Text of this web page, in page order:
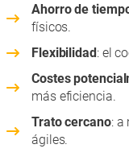
Ahorro de
físicos.
Flexibilidad: el
Costes
más eficiencia.
Trato cercano: a
ágiles.